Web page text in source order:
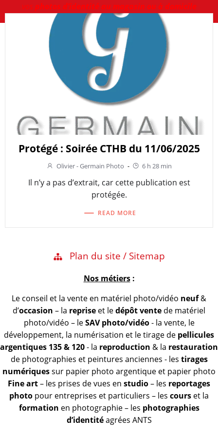
vos photos d’identité au magasin ou à domicile
Protégé : Soirée CTHB du 11/06/2025
Olivier - Germain Photo - 6 h 28 min
Il n’y a pas d’extrait, car cette publication est
protégée.
READ MORE
Plan du site / Sitemap
Nos métiers:
Le conseil et la vente en matériel photo/vidéo neuf&
d’occasion – la reprise et ledépôt vente de matériel
photo/vidéo – leSAV photo/vidéo- la vente, le
développement, la numérisation et le tirage de pellicules
argentiques 135 & 120- la reproduction & la restauration
de photographies et peintures anciennes - les tirages
numériquessur papier photo argentique et papier photo
Fine art– les prises de vues en studio– les reportages
photo pour entreprises et particuliers – les cours et la
formation en photographie – les photographies
d’identitéagrées ANTS